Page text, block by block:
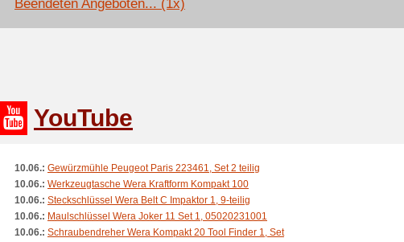
Beendeten Angeboten... (1x)
YouTube
10.06.: Gewürzmühle Peugeot Paris 223461, Set 2 teilig
10.06.: Werkzeugtasche Wera Kraftform Kompakt 100
10.06.: Steckschlüssel Wera Belt C Impaktor 1, 9-teilig
10.06.: Maulschlüssel Wera Joker 11 Set 1, 05020231001
10.06.: Schraubendreher Wera Kompakt 20 Tool Finder 1, Set